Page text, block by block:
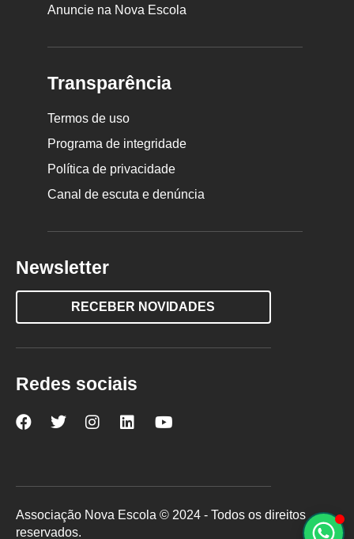
Anuncie na Nova Escola
Transparência
Termos de uso
Programa de integridade
Política de privacidade
Canal de escuta e denúncia
Newsletter
RECEBER NOVIDADES
Redes sociais
Nova
Facebook
Nova
Twitter
Nova
Instagram
Nova
LinkedInYouTube
Associação Nova Escola © 2024 - Todos os direitos
reservados.